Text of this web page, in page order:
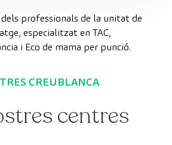
professionals de la unitat de
especialitzat en TAC,
i Eco de mama per punció.
CREUBLANCA
centres